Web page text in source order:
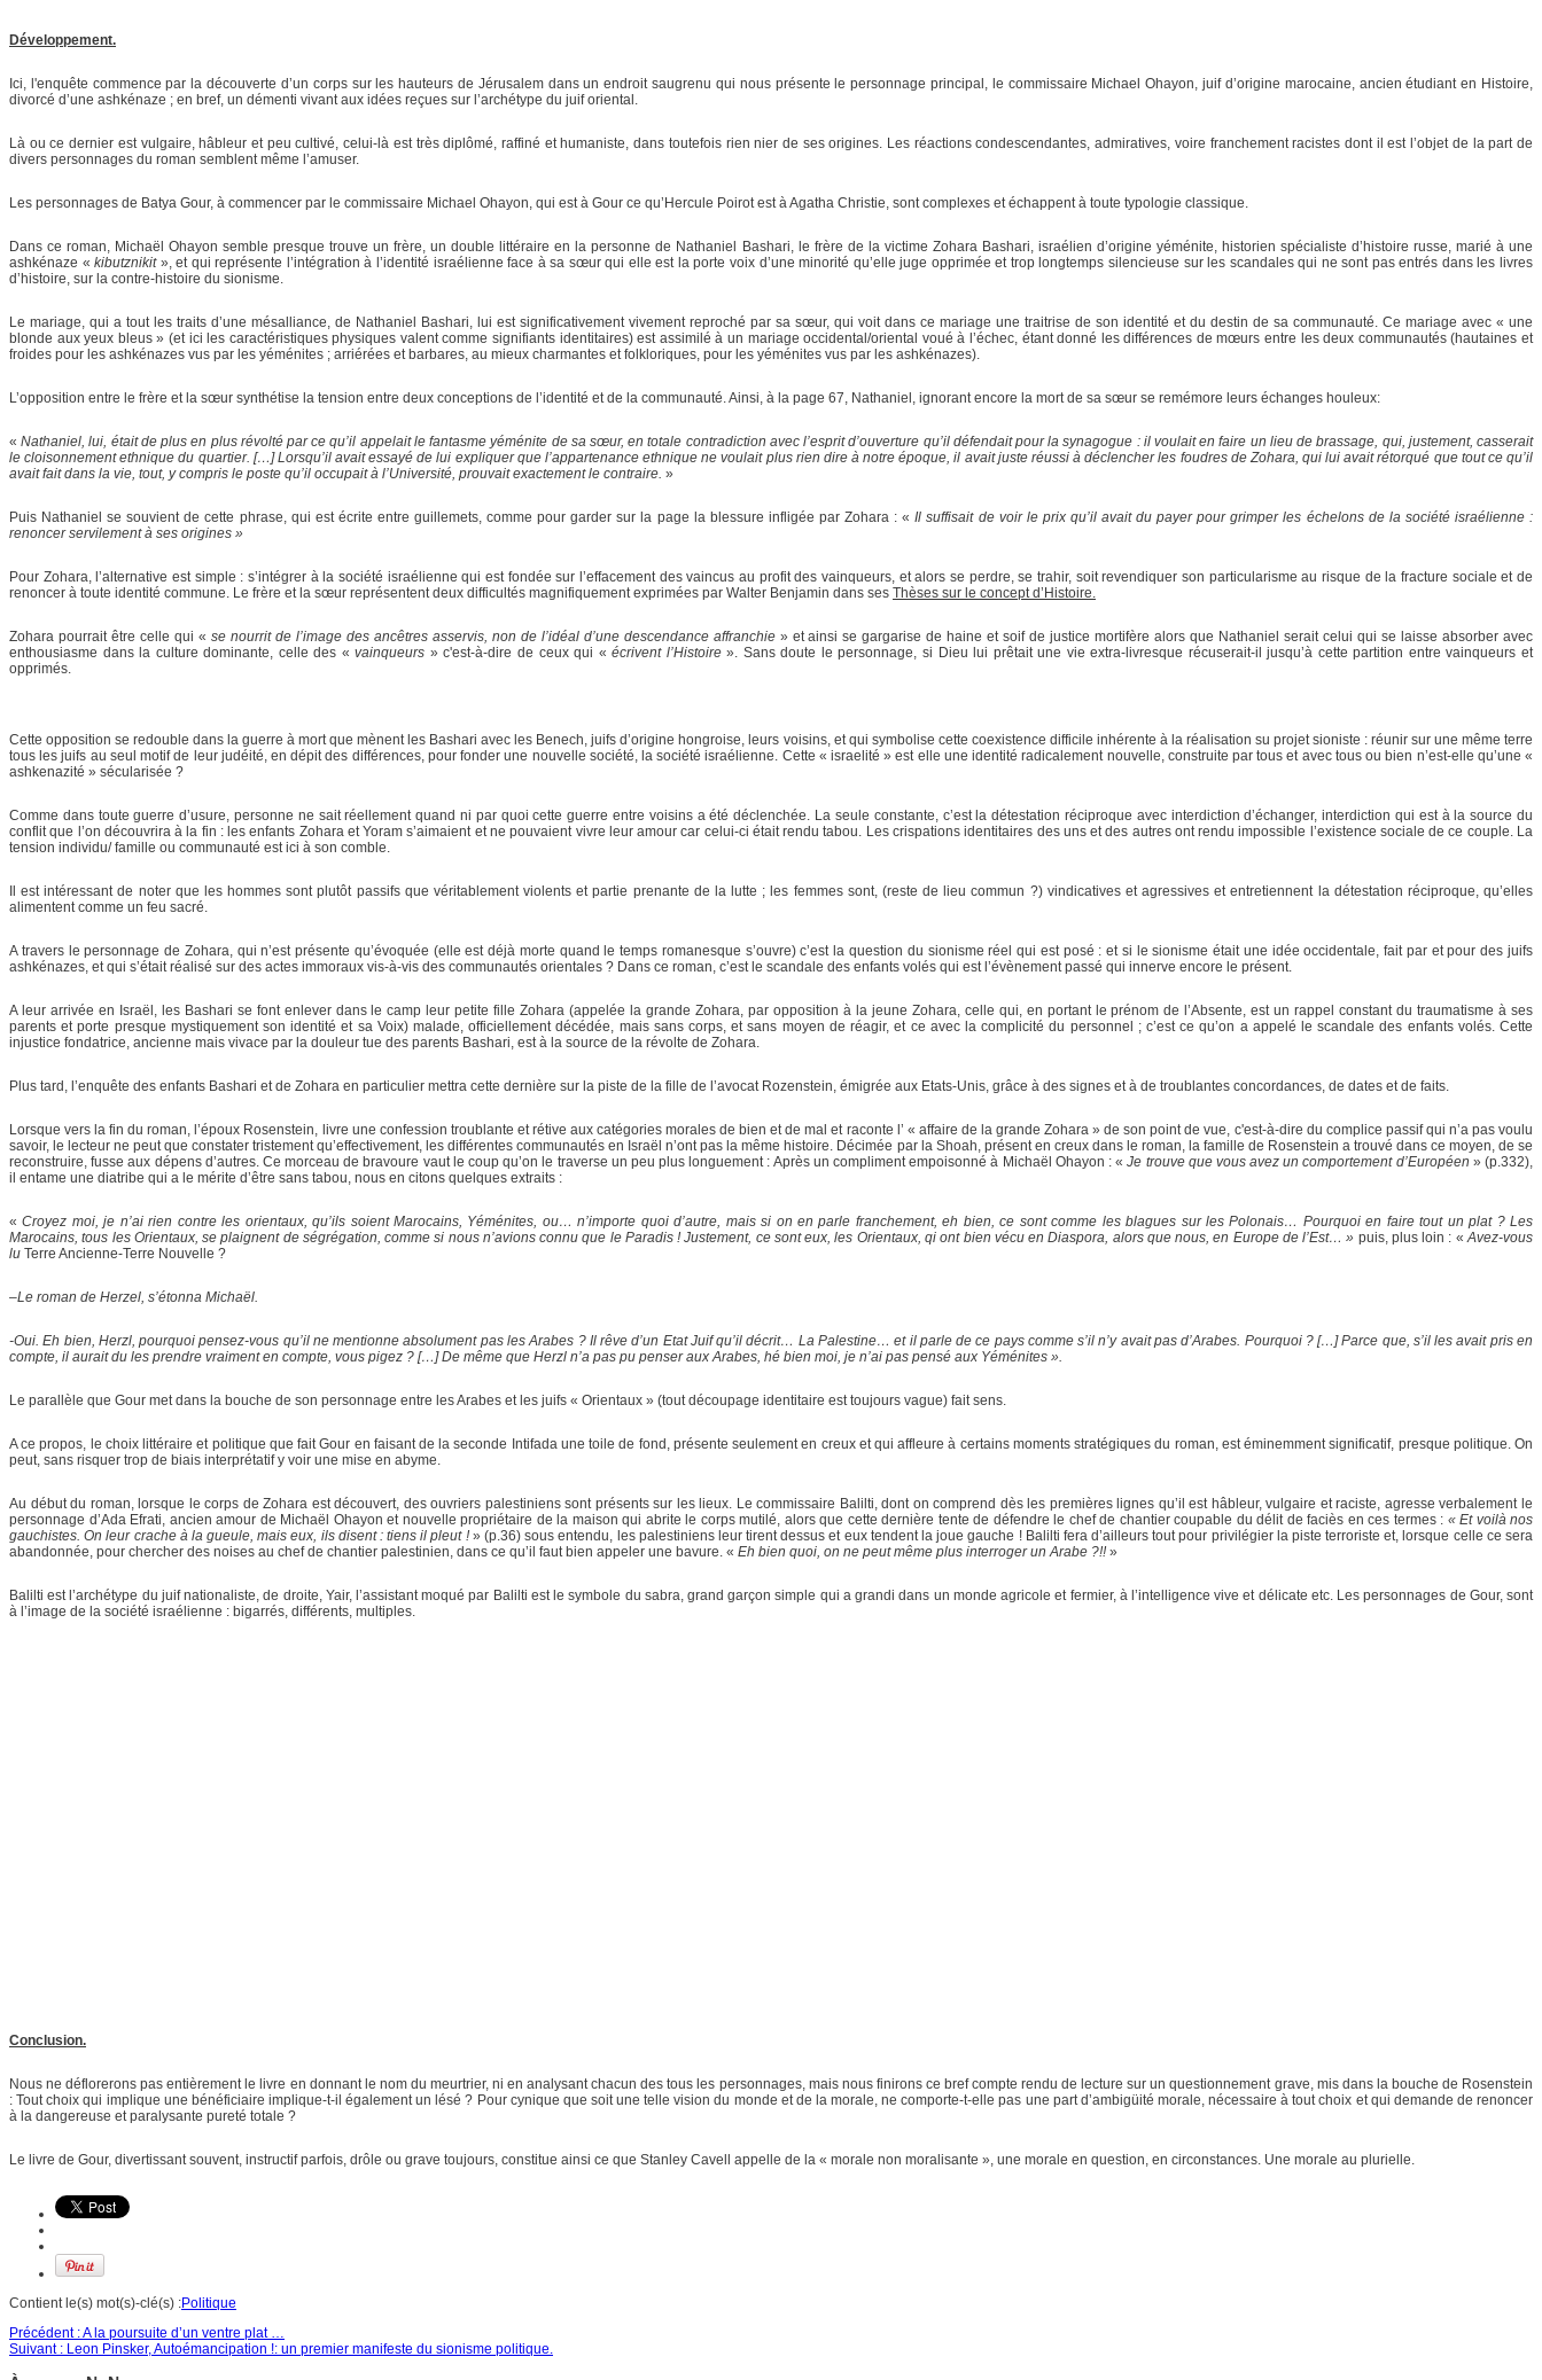
Développement.
Ici, l'enquête commence par la découverte d’un corps sur les hauteurs de Jérusalem dans un endroit saugrenu qui nous présente le personnage principal, le commissaire Michael Ohayon, juif d’origine marocaine, ancien étudiant en Histoire,
divorcé d’une ashkénaze ; en bref, un démenti vivant aux idées reçues sur l’archétype du juif oriental.
Là ou ce dernier est vulgaire, hâbleur et peu cultivé, celui-là est très diplômé, raffiné et humaniste, dans toutefois rien nier de ses origines. Les réactions condescendantes, admiratives, voire franchement racistes dont il est l’objet de la part de
divers personnages du roman semblent même l’amuser.
Les personnages de Batya Gour, à commencer par le commissaire Michael Ohayon, qui est à Gour ce qu’Hercule Poirot est à Agatha Christie, sont complexes et échappent à toute typologie classique.
Dans ce roman, Michaël Ohayon semble presque trouve un frère, un double littéraire en la personne de Nathaniel Bashari, le frère de la victime Zohara Bashari, israélien d’origine yéménite, historien spécialiste d’histoire russe, marié à une
ashkénaze «kibutznikit», et qui représente l’intégration à l’identité israélienne face à sa sœur qui elle est la porte voix d’une minorité qu’elle juge opprimée et trop longtemps silencieuse sur les scandales qui ne sont pas entrés dans les livres
d’histoire, sur la contre-histoire du sionisme.
Le mariage, qui a tout les traits d’une mésalliance, de Nathaniel Bashari, lui est significativement vivement reproché par sa sœur, qui voit dans ce mariage une traitrise de son identité et du destin de sa communauté. Ce mariage avec « une
blonde aux yeux bleus » (et ici les caractéristiques physiques valent comme signifiants identitaires) est assimilé à un mariage occidental/oriental voué à l’échec, étant donné les différences de mœurs entre les deux communautés (hautaines et
froides pour les ashkénazes vus par les yéménites ; arriérées et barbares, au mieux charmantes et folkloriques, pour les yéménites vus par les ashkénazes).
L’opposition entre le frère et la sœur synthétise la tension entre deux conceptions de l’identité et de la communauté. Ainsi, à la page 67, Nathaniel, ignorant encore la mort de sa sœur se remémore leurs échanges houleux:
«Nathaniel, lui, était de plus en plus révolté par ce qu’il appelait le fantasme yéménite de sa sœur, en totale contradiction avec l’esprit d’ouverture qu’il défendait pour la synagogue : il voulait en faire un lieu de brassage, qui, justement, casserait
le cloisonnement ethnique du quartier. […] Lorsqu’il avait essayé de lui expliquer que l’appartenance ethnique ne voulait plus rien dire à notre époque, il avait juste réussi à déclencher les foudres de Zohara, qui lui avait rétorqué que tout ce qu’il
avait fait dans la vie, tout, y compris le poste qu’il occupait à l’Université, prouvait exactement le contraire. »
Puis Nathaniel se souvient de cette phrase, qui est écrite entre guillemets, comme pour garder sur la page la blessure infligée par Zohara : «Il suffisait de voir le prix qu’il avait du payer pour grimper les échelons de la société israélienne :
renoncer servilement à ses origines »
Pour Zohara, l’alternative est simple : s’intégrer à la société israélienne qui est fondée sur l’effacement des vaincus au profit des vainqueurs, et alors se perdre, se trahir, soit revendiquer son particularisme au risque de la fracture sociale et de
renoncer à toute identité commune. Le frère et la sœur représentent deux difficultés magnifiquement exprimées par Walter Benjamin dans ses Thèses sur le concept d’Histoire.
Zohara pourrait être celle qui « se nourrit de l’image des ancêtres asservis, non de l’idéal d’une descendance affranchie» et ainsi se gargarise de haine et soif de justice mortifère alors que Nathaniel serait celui qui se laisse absorber avec
enthousiasme dans la culture dominante, celle des «vainqueurs » c'est-à-dire de ceux qui «écrivent l’Histoire». Sans doute le personnage, si Dieu lui prêtait une vie extra-livresque récuserait-il jusqu’à cette partition entre vainqueurs et
opprimés.
Cette opposition se redouble dans la guerre à mort que mènent les Bashari avec les Benech, juifs d’origine hongroise, leurs voisins, et qui symbolise cette coexistence difficile inhérente à la réalisation su projet sioniste : réunir sur une même terre
tous les juifs au seul motif de leur judéité, en dépit des différences, pour fonder une nouvelle société, la société israélienne. Cette « israelité » est elle une identité radicalement nouvelle, construite par tous et avec tous ou bien n’est-elle qu’une «
ashkenazité » sécularisée ?
Comme dans toute guerre d’usure, personne ne sait réellement quand ni par quoi cette guerre entre voisins a été déclenchée. La seule constante, c’est la détestation réciproque avec interdiction d’échanger, interdiction qui est à la source du
conflit que l’on découvrira à la fin : les enfants Zohara et Yoram s’aimaient et ne pouvaient vivre leur amour car celui-ci était rendu tabou. Les crispations identitaires des uns et des autres ont rendu impossible l’existence sociale de ce couple. La
tension individu/ famille ou communauté est ici à son comble.
Il est intéressant de noter que les hommes sont plutôt passifs que véritablement violents et partie prenante de la lutte ; les femmes sont, (reste de lieu commun ?) vindicatives et agressives et entretiennent la détestation réciproque, qu’elles
alimentent comme un feu sacré.
A travers le personnage de Zohara, qui n’est présente qu’évoquée (elle est déjà morte quand le temps romanesque s’ouvre) c’est la question du sionisme réel qui est posé : et si le sionisme était une idée occidentale, fait par et pour des juifs
ashkénazes, et qui s’était réalisé sur des actes immoraux vis-à-vis des communautés orientales ? Dans ce roman, c’est le scandale des enfants volés qui est l’évènement passé qui innerve encore le présent.
A leur arrivée en Israël, les Bashari se font enlever dans le camp leur petite fille Zohara (appelée la grande Zohara, par opposition à la jeune Zohara, celle qui, en portant le prénom de l’Absente, est un rappel constant du traumatisme à ses
parents et porte presque mystiquement son identité et sa Voix) malade, officiellement décédée, mais sans corps, et sans moyen de réagir, et ce avec la complicité du personnel ; c’est ce qu’on a appelé le scandale des enfants volés. Cette
injustice fondatrice, ancienne mais vivace par la douleur tue des parents Bashari, est à la source de la révolte de Zohara.
Plus tard, l’enquête des enfants Bashari et de Zohara en particulier mettra cette dernière sur la piste de la fille de l’avocat Rozenstein, émigrée aux Etats-Unis, grâce à des signes et à de troublantes concordances, de dates et de faits.
Lorsque vers la fin du roman, l’époux Rosenstein, livre une confession troublante et rétive aux catégories morales de bien et de mal et raconte l’ « affaire de la grande Zohara » de son point de vue, c'est-à-dire du complice passif qui n’a pas voulu
savoir, le lecteur ne peut que constater tristement qu’effectivement, les différentes communautés en Israël n’ont pas la même histoire. Décimée par la Shoah, présent en creux dans le roman, la famille de Rosenstein a trouvé dans ce moyen, de se
reconstruire, fusse aux dépens d’autres. Ce morceau de bravoure vaut le coup qu’on le traverse un peu plus longuement : Après un compliment empoisonné à Michaël Ohayon : «Je trouve que vous avez un comportement d’Européen » (p.332),
il entame une diatribe qui a le mérite d’être sans tabou, nous en citons quelques extraits :
«Croyez moi, je n’ai rien contre les orientaux, qu’ils soient Marocains, Yéménites, ou… n’importe quoi d’autre, mais si on en parle franchement, eh bien, ce sont comme les blagues sur les Polonais… Pourquoi en faire tout un plat ? Les
Marocains, tous les Orientaux, se plaignent de ségrégation, comme si nous n’avions connu que le Paradis ! Justement, ce sont eux, les Orientaux, qi ont bien vécu en Diaspora, alors que nous, en Europe de l’Est… » puis, plus loin : «Avez-vous
lu Terre Ancienne-Terre Nouvelle ?
–Le roman de Herzel, s’étonna Michaël.
-Oui. Eh bien, Herzl, pourquoi pensez-vous qu’il ne mentionne absolument pas les Arabes ? Il rêve d’un Etat Juif qu’il décrit… La Palestine… et il parle de ce pays comme s’il n’y avait pas d’Arabes. Pourquoi ? […] Parce que, s’il les avait pris en
compte, il aurait du les prendre vraiment en compte, vous pigez ? […] De même que Herzl n’a pas pu penser aux Arabes, hé bien moi, je n’ai pas pensé aux Yéménites ».
Le parallèle que Gour met dans la bouche de son personnage entre les Arabes et les juifs « Orientaux » (tout découpage identitaire est toujours vague) fait sens.
A ce propos, le choix littéraire et politique que fait Gour en faisant de la seconde Intifada une toile de fond, présente seulement en creux et qui affleure à certains moments stratégiques du roman, est éminemment significatif, presque politique. On
peut, sans risquer trop de biais interprétatif y voir une mise en abyme.
Au début du roman, lorsque le corps de Zohara est découvert, des ouvriers palestiniens sont présents sur les lieux. Le commissaire Balilti, dont on comprend dès les premières lignes qu’il est hâbleur, vulgaire et raciste, agresse verbalement le
personnage d’Ada Efrati, ancien amour de Michaël Ohayon et nouvelle propriétaire de la maison qui abrite le corps mutilé, alors que cette dernière tente de défendre le chef de chantier coupable du délit de faciès en ces termes : « Et voilà nos
gauchistes. On leur crache à la gueule, mais eux, ils disent : tiens il pleut !» (p.36) sous entendu, les palestiniens leur tirent dessus et eux tendent la joue gauche ! Balilti fera d’ailleurs tout pour privilégier la piste terroriste et, lorsque celle ce sera
abandonnée, pour chercher des noises au chef de chantier palestinien, dans ce qu’il faut bien appeler une bavure. « Eh bien quoi, on ne peut même plus interroger un Arabe ?!!»
Balilti est l’archétype du juif nationaliste, de droite, Yair, l’assistant moqué par Balilti est le symbole du sabra, grand garçon simple qui a grandi dans un monde agricole et fermier, à l’intelligence vive et délicate etc. Les personnages de Gour, sont
à l’image de la société israélienne : bigarrés, différents, multiples.
Conclusion.
Nous ne déflorerons pas entièrement le livre en donnant le nom du meurtrier, ni en analysant chacun des tous les personnages, mais nous finirons ce bref compte rendu de lecture sur un questionnement grave, mis dans la bouche de Rosenstein
: Tout choix qui implique une bénéficiaire implique-t-il également un lésé ? Pour cynique que soit une telle vision du monde et de la morale, ne comporte-t-elle pas une part d’ambigüité morale, nécessaire à tout choix et qui demande de renoncer
à la dangereuse et paralysante pureté totale ?
Le livre de Gour, divertissant souvent, instructif parfois, drôle ou grave toujours, constitue ainsi ce que Stanley Cavell appelle de la « morale non moralisante », une morale en question, en circonstances. Une morale au plurielle.
Contient le(s) mot(s)-clé(s) :Politique
Précédent :A la poursuite d’un ventre plat …
Suivant : Leon Pinsker, Autoémancipation !: un premier manifeste du sionisme politique.